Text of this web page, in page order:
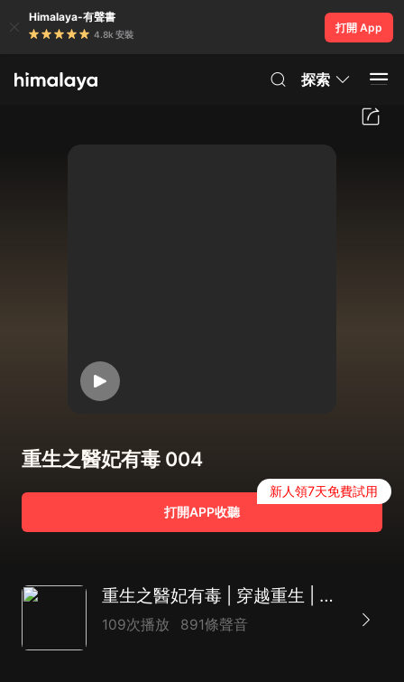
Himalaya-有聲書
4.8k 安裝
打開 App
探索
重生之醫妃有毒 004
打開APP收聽
新人領7天免費試用
重生之醫妃有毒 | 穿越重生 | 雙向奔赴
109次播放 891條聲音